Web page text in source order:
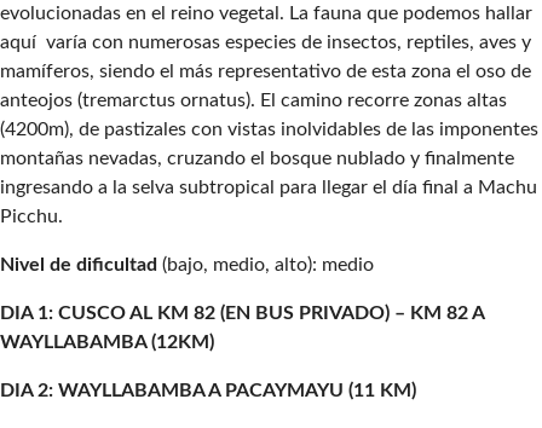
evolucionadas en el reino vegetal. La fauna que podemos hallar
aquí varía con numerosas especies de insectos, reptiles, aves y
mamíferos, siendo el más representativo de esta zona el oso de
anteojos (tremarctus ornatus). El camino recorre zonas altas
(4200m), de pastizales con vistas inolvidables de las imponentes
montañas nevadas, cruzando el bosque nublado y finalmente
ingresando a la selva subtropical para llegar el día final a Machu
Picchu.
Nivel de dificultad (bajo, medio, alto): medio
DIA 1: CUSCO AL KM 82 (EN BUS PRIVADO) – KM 82 A
WAYLLABAMBA (12KM)
DIA 2: WAYLLABAMBA A PACAYMAYU (11 KM)